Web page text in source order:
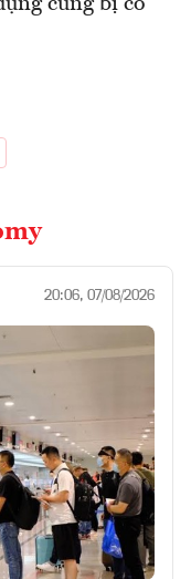
cũng bị cổ
20:06, 07/08/2026